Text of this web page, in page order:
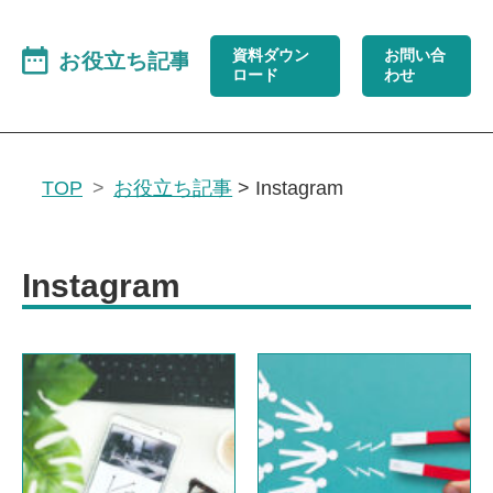
資料ダウン
ロード
お問い合
わせ
TOP お役立ち記事 > Instagram
Instagram